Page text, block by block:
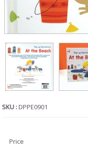
SKU :DPPE0901
Price